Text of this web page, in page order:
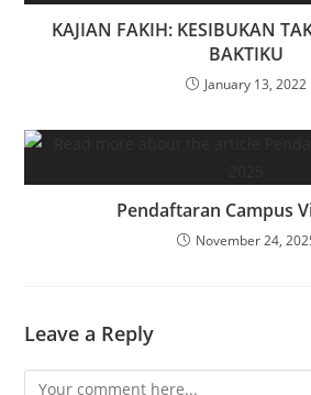
KAJIAN FAKIH: KESIBUKAN
BAKTIKU
January 13, 2022
Pendaftaran Campus
November 24,
Leave a Reply
Comment